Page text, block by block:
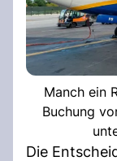
Manch ein
Buchung
Die